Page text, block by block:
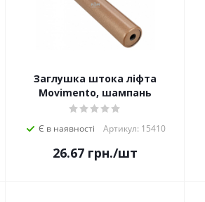
Заглушка штока ліфта
Movimento, шампань
Є в наявності Артикул: 15410
26.67 грн./шт